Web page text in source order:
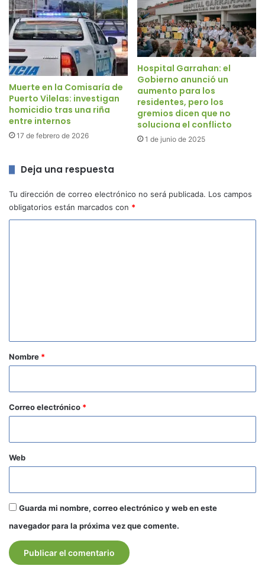
Muerte en la Comisaría de
Puerto Vilelas: investigan
homicidio tras una riña
entre internos
17 de febrero de 2026
Hospital Garrahan: el
Gobierno anunció un
aumento para los
residentes, pero los
gremios dicen que no
soluciona el conflicto
1 de junio de 2025
Deja una respuesta
Tu dirección de correo electrónico no será publicada. Los campos
obligatorios están marcados con *
r
*
Nombre *
Correo electrónico *
Web
Guarda mi nombre, correo electrónico y web en este
navegador para la próxima vez que comente.